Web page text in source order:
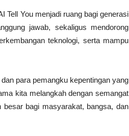
Tell You menjadi ruang bagi generasi
jawab, sekaligus mendorong
teknologi, serta mampu
para pemangku kepentingan yang
kita melangkah dengan semangat
besar bagi masyarakat, bangsa, dan